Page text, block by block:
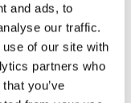
and ads, to
our traffic.
of our site with
partners who
you’ve